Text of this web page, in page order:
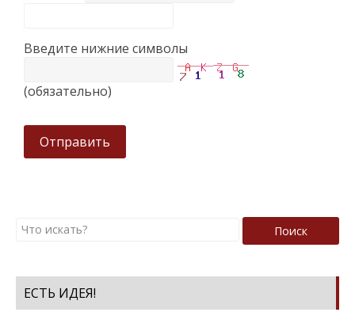
Введите нижние символы
(обязательно)
Отправить
Поиск
ЕСТЬ ИДЕЯ!